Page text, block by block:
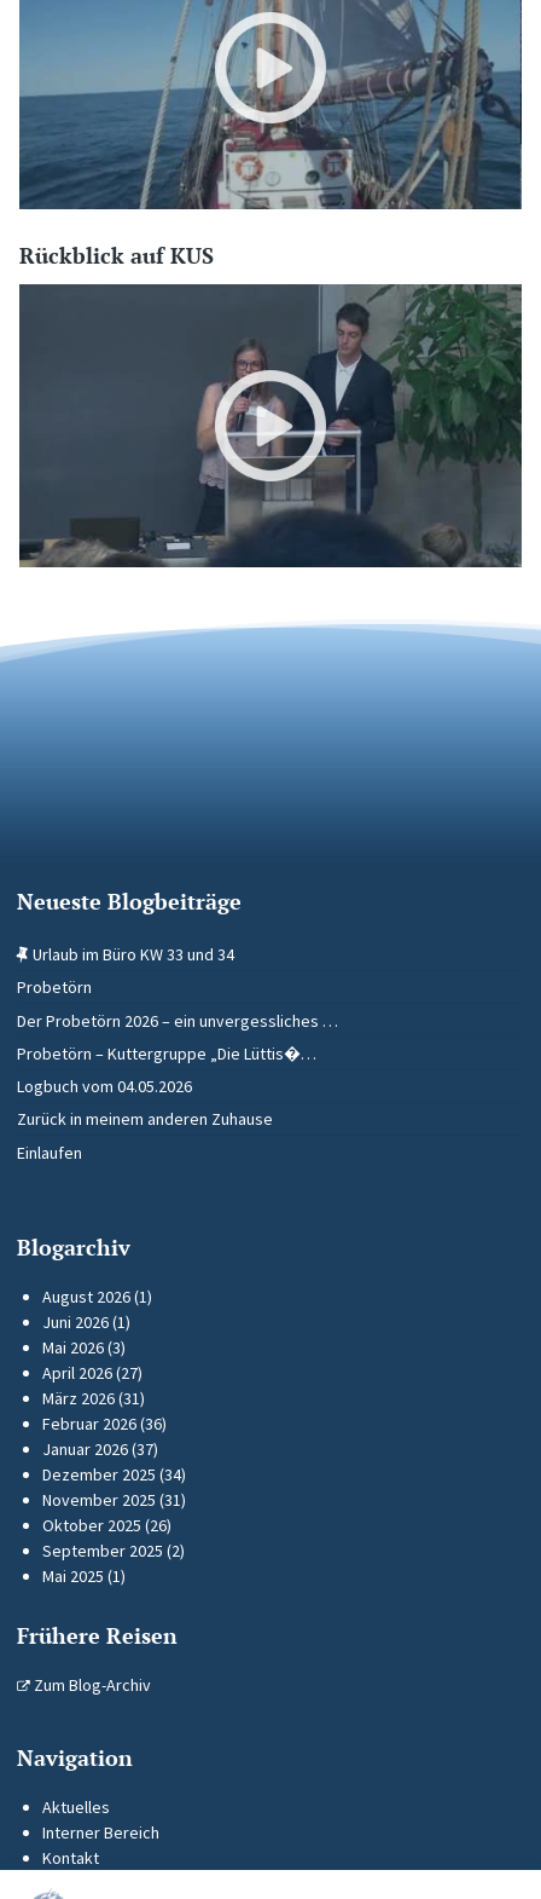
Rückblick auf KUS
Neueste Blogbeiträge
Urlaub im Büro KW 33 und 34
Probetörn
Der Probetörn 2026 – ein unvergessliches …
Probetörn – Kuttergruppe „Die Lüttis�…
Logbuch vom 04.05.2026
Zurück in meinem anderen Zuhause
Einlaufen
Blogarchiv
August 2026(1)
Juni 2026(1)
Mai 2026(3)
April 2026(27)
März 2026(31)
Februar 2026(36)
Januar 2026(37)
Dezember 2025 (34)
November 2025 (31)
Oktober 2025 (26)
September 2025 (2)
Mai 2025 (1)
Frühere Reisen
Zum Blog-Archiv
Navigation
Aktuelles
Interner Bereich
Kontakt
KUS-Flyer